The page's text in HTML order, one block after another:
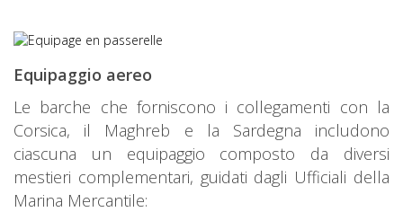
Equipaggio aereo
Le barche che forniscono i collegamenti con la
Corsica, il Maghreb e la Sardegna includono
ciascuna un equipaggio composto da diversi
mestieri complementari, guidati dagli Ufficiali della
Marina Mercantile: